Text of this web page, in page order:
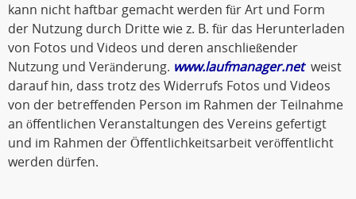
kann nicht haftbar gemacht werden für Art und Form
der Nutzung durch Dritte wie z. B. für das Herunterladen
von Fotos und Videos und deren anschließender
Nutzung und Veränderung. www.laufmanager.netweist
darauf hin, dass trotz des Widerrufs Fotos und Videos
von der betreffenden Person im Rahmen der Teilnahme
an öffentlichen Veranstaltungen des Vereins gefertigt
und im Rahmen der Öffentlichkeitsarbeit veröffentlicht
werden dürfen.